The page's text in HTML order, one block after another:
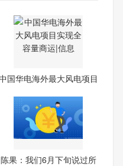
国华电海外最大风电项目
陈果：我们6月下旬说过所